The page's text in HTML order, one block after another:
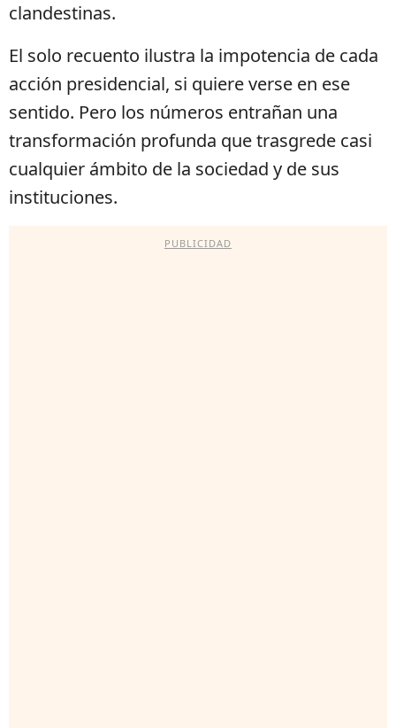
clandestinas.
El solo recuento ilustra la impotencia de cada
acción presidencial, si quiere verse en ese
sentido. Pero los números entrañan una
transformación profunda que trasgrede casi
cualquier ámbito de la sociedad y de sus
instituciones.
PUBLICIDAD